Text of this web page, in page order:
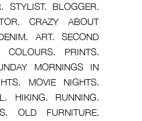
STYLIST. BLOGGER.
CRAZY ABOUT
ART. SECOND
COLOURS. PRINTS.
MORNINGS IN
MOVIE NIGHTS.
HIKING. RUNNING.
OLD FURNITURE.